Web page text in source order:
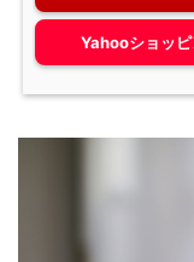
Yahooショッピ